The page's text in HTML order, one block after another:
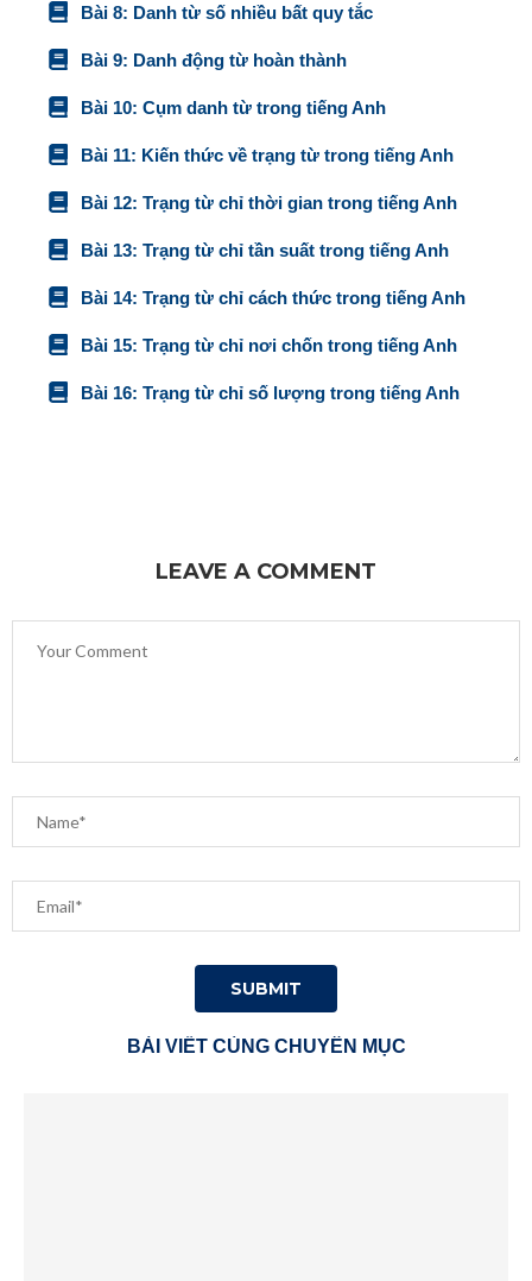
Bài 8: Danh từ số nhiều bất quy tắc
Bài 9: Danh động từ hoàn thành
Bài 10: Cụm danh từ trong tiếng Anh
Bài 11: Kiến thức về trạng từ trong tiếng Anh
Bài 12: Trạng từ chỉ thời gian trong tiếng Anh
Bài 13: Trạng từ chỉ tần suất trong tiếng Anh
Bài 14: Trạng từ chỉ cách thức trong tiếng Anh
Bài 15: Trạng từ chỉ nơi chốn trong tiếng Anh
Bài 16: Trạng từ chỉ số lượng trong tiếng Anh
LEAVE A COMMENT
BÀI VIẾT CÙNG CHUYÊN MỤC